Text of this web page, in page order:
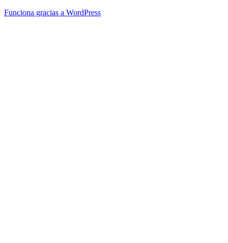
Funciona gracias a WordPress